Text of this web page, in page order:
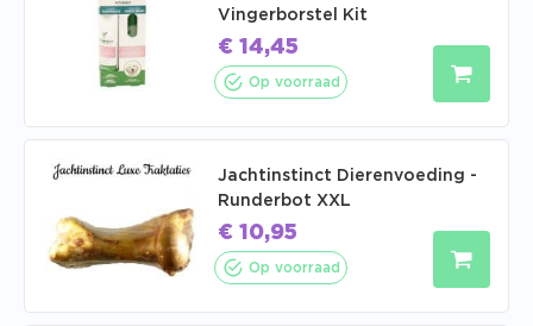
Vingerborstel Kit
€ 14,45
Op voorraad
Jachtinstinct Dierenvoeding -
Runderbot XXL
€ 10,95
Op voorraad